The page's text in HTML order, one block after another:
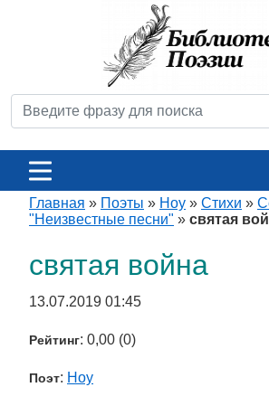
Главная » Поэты » Hoy » Стихи »
"Неизвестные песни" » святая
святая война
13.07.2019 01:45
Рейтинг: 0,00 (0)
Поэт: Hoy